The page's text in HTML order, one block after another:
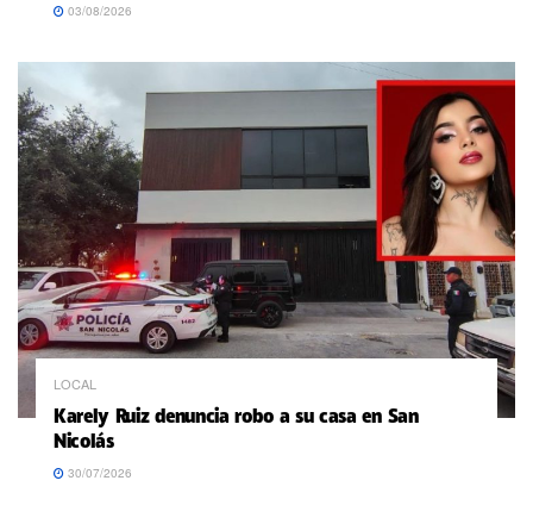
03/08/2026
LOCAL
Karely Ruiz denuncia robo a su casa en San
Nicolás
30/07/2026